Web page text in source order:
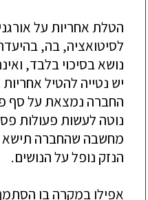
הטלת אחריות על
לסיטואציה, בה,
נושא בסיכוי בלבד,
יש נטייה להטיל
החברה נמצאת על סף
נוטה לעשות פעולות
מחשבה שהחברה תישא
הנזק נופל על הנושים.
אפילו במקרה בו